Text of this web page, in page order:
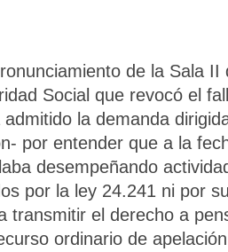
de la Sala II
Social que revocó el
la demanda
por entender que a la
desempeñando
por la ley 24.241 ni por
transmitir el derecho a
ordinario de